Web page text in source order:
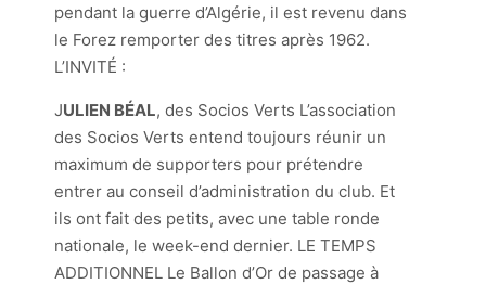
pendant la guerre d’Algérie, il est revenu dans
le Forez remporter des titres après 1962.
L’INVITÉ :
JULIEN BÉAL, des Socios Verts L’association
des Socios Verts entend toujours réunir un
maximum de supporters pour prétendre
entrer au conseil d’administration du club. Et
ils ont fait des petits, avec une table ronde
nationale, le week-end dernier. LE TEMPS
ADDITIONNEL Le Ballon d’Or de passage à